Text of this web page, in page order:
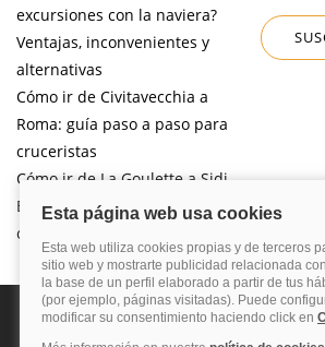
excursiones con la naviera?
Ventajas, inconvenientes y
alternativas
Cómo ir de Civitavecchia a
Roma: guía paso a paso para
cruceristas
Cómo ir de La Goulette a Sidi
Bou Said por libre desde tu
crucero
Política de cookies